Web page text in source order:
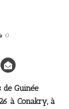
0
de Guinée
à Conakry, à